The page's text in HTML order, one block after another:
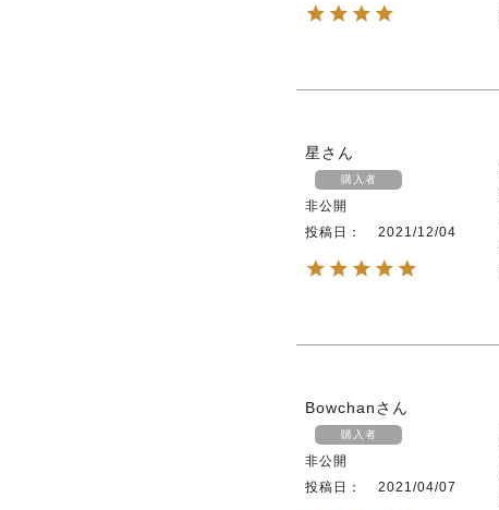
星
購入者
非公開
投稿日
2021/12/04
Bowchan
購入者
非公開
投稿日
2021/04/07